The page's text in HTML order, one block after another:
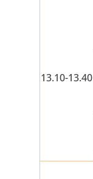
13.10-13.40